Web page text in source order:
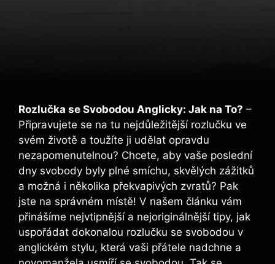
Rozlučka se Svobodou Anglicky: Jak na To? –
Připravujete se na tu nejdůležitější rozlučku ve
svém životě a toužíte ji udělat opravdu
nezapomenutelnou? Chcete, aby vaše poslední
dny svobody byly plné smíchu, skvělých zážitků
a možná i několika překvapivých zvratů? Pak
jste na správném místě! V našem článku vám
přinášíme nejvtipnější a nejoriginálnější tipy, jak
uspořádat dokonalou rozlučku se svobodou v
anglickém stylu, která vaši přátele nadchne a